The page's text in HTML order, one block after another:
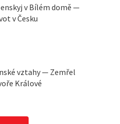
v Bílém domě —
v Česku
vztahy — Zemřel
Králové